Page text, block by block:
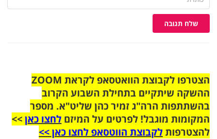
שלח תגובה
הצטרפו לקבוצת הוואטסאפ לקראת ZOOM
ההשקה שיתקיים בתחילת השבוע הקרוב
בהשתתפות הרה"ג זמיר כהן שליט"א. מספר
המקומות מוגבל! לפרטים על המיזם לחצו כאן>>
להצטרפותלקבוצת הווטסאפ לחצו כאן >>